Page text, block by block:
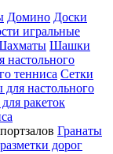
Домино Доски
игральные
Шашки
настольного
тенниса Сетки
настольного
ракеток
Гранаты
дорог